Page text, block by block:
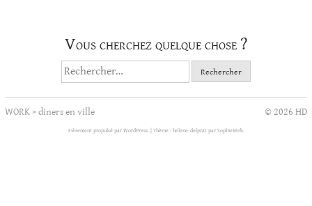
Vous cherchez quelque chose ?
Rechercher :
WORK>diners en ville © 2026 HD
Fièrement propulsé par WordPress. Thème : helene-delprat par SophieWeb.